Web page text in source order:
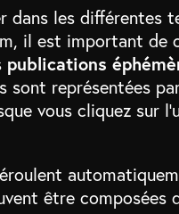
dans les différentes
il est important de
publications
sont représentées
vous cliquez sur
être